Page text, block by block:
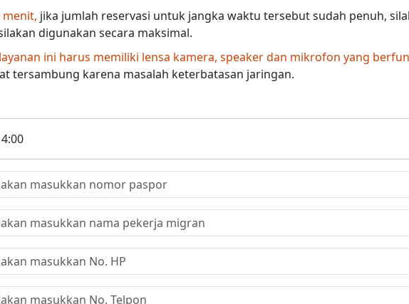
menit, jika jumlah reservasi untuk jangka waktu tersebut sudah penuh,
digunakan secara maksimal.
ini harus memiliki lensa kamera, speaker dan mikrofon yang
tersambung karena masalah keterbatasan jaringan.